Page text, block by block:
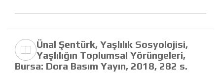
Ünal Şentürk, Yaşlılık Sosyolojisi,
Yaşlılığın Toplumsal Yörüngeleri,
Bursa: Dora Basım Yayın, 2018, 282 s.